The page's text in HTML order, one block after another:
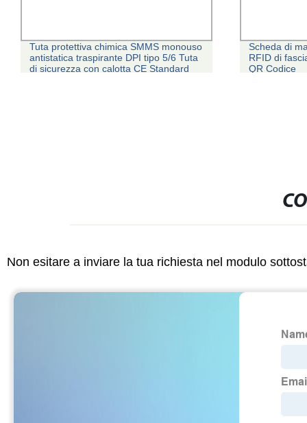
Tuta protettiva chimica SMMS monouso
antistatica traspirante DPI tipo 5/6 Tuta
di sicurezza con calotta CE Standard
Scheda di
RFID di
QR Codice
Non esitare a inviare la tua richiesta nel modulo